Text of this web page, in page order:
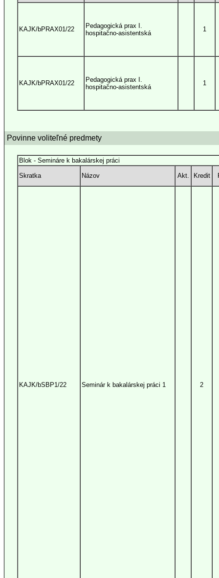
KAJK/bPRAX01/22
Pedagogická prax I.
hospitačno-asistentská
1
KAJK/bPRAX01/22
Pedagogická prax I.
hospitačno-asistentská
1
Povinne voliteľné predmety
Blok - Semináre k bakalárskej práci
Skratka Názov Akt. Kredit
KAJK/bSBP1/22 Seminár k bakalárskej práci 1 2